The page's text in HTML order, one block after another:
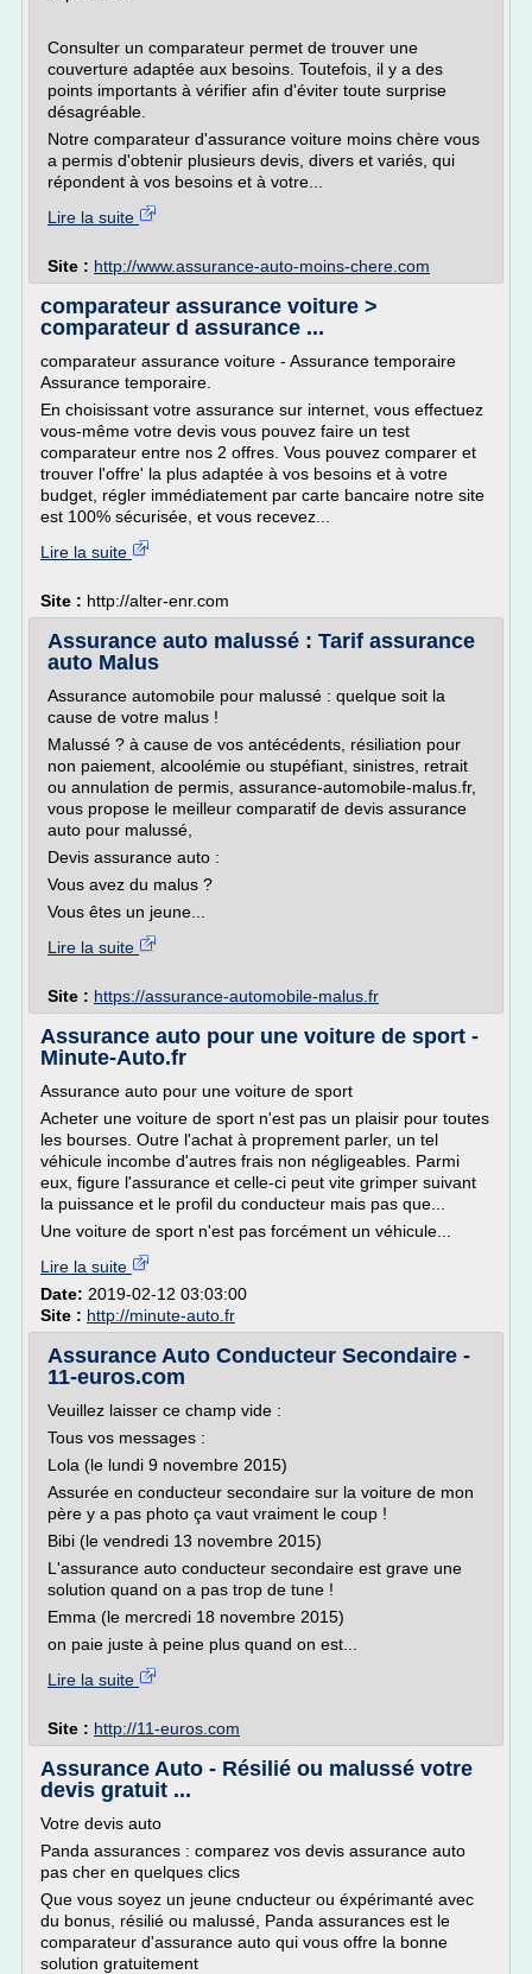
Consulter un comparateur permet de trouver une
couverture adaptée aux besoins. Toutefois, il y a des
points importants à vérifier afin d'éviter toute surprise
désagréable.
Notre comparateur d'assurance voiture moins chère vous
a permis d'obtenir plusieurs devis, divers et variés, qui
répondent à vos besoins et à votre...
Lire la suite
Site : http://www.assurance-auto-moins-chere.com
comparateur assurance voiture >
comparateur d assurance ...
comparateur assurance voiture - Assurance temporaire
Assurance temporaire.
En choisissant votre assurance sur internet, vous effectuez
vous-même votre devis vous pouvez faire un test
comparateur entre nos 2 offres. Vous pouvez comparer et
trouver l'offre' la plus adaptée à vos besoins et à votre
budget, régler immédiatement par carte bancaire notre site
est 100% sécurisée, et vous recevez...
Lire la suite
Site : http://alter-enr.com
Assurance auto malussé : Tarif assurance
auto Malus
Assurance automobile pour malussé : quelque soit la
cause de votre malus !
Malussé ? à cause de vos antécédents, résiliation pour
non paiement, alcoolémie ou stupéfiant, sinistres, retrait
ou annulation de permis, assurance-automobile-malus.fr,
vous propose le meilleur comparatif de devis assurance
auto pour malussé,
Devis assurance auto :
Vous avez du malus ?
Vous êtes un jeune...
Lire la suite
Site : https://assurance-automobile-malus.fr
Assurance auto pour une voiture de sport -
Minute-Auto.fr
Assurance auto pour une voiture de sport
Acheter une voiture de sport n'est pas un plaisir pour toutes
les bourses. Outre l'achat à proprement parler, un tel
véhicule incombe d'autres frais non négligeables. Parmi
eux, figure l'assurance et celle-ci peut vite grimper suivant
la puissance et le profil du conducteur mais pas que...
Une voiture de sport n'est pas forcément un véhicule...
Lire la suite
Date: 2019-02-12 03:03:00
Site : http://minute-auto.fr
Assurance Auto Conducteur Secondaire -
11-euros.com
Veuillez laisser ce champ vide :
Tous vos messages :
Lola (le lundi 9 novembre 2015)
Assurée en conducteur secondaire sur la voiture de mon
père y a pas photo ça vaut vraiment le coup !
Bibi (le vendredi 13 novembre 2015)
L'assurance auto conducteur secondaire est grave une
solution quand on a pas trop de tune !
Emma (le mercredi 18 novembre 2015)
on paie juste à peine plus quand on est...
Lire la suite
Site : http://11-euros.com
Assurance Auto - Résilié ou malussé votre
devis gratuit ...
Votre devis auto
Panda assurances : comparez vos devis assurance auto
pas cher en quelques clics
Que vous soyez un jeune cnducteur ou éxpérimanté avec
du bonus, résilié ou malussé, Panda assurances est le
comparateur d'assurance auto qui vous offre la bonne
solution gratuitement